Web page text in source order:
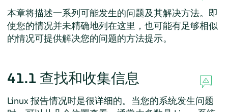
本章将描述一系列可能发生的问题及其解决方法。即
使您的情况并未精确地列在这里，也可能有足够相似
的情况可提供解决您的问题的方法提示。
41.1 查找和收集信息
Linux 报告情况时是很详细的。当您的系统发生问题